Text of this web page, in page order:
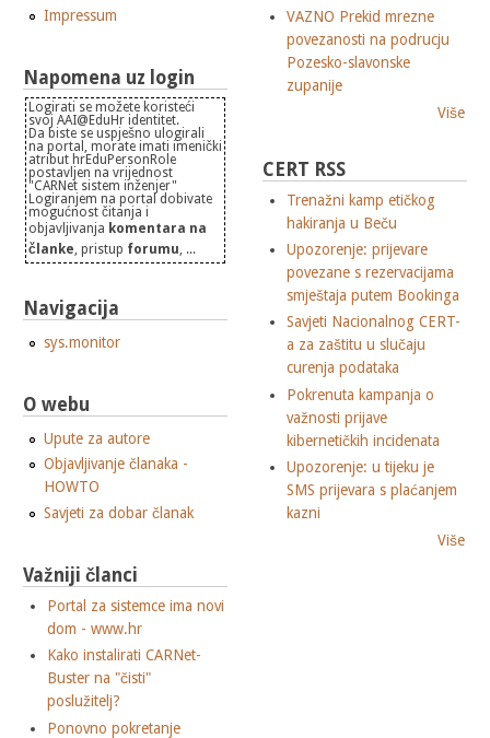
Impressum
Napomena uz login
Logirati se možete koristeći
svoj AAI@EduHr identitet.
Da biste se uspješno ulogirali
na portal, morate imati imenički
atribut hrEduPersonRole
postavljen na vrijednost
"CARNet sistem inženjer"
Logiranjem na portal dobivate
mogućnost čitanja i
objavljivanja komentara na
članke, pristup forumu, ...
Navigacija
sys.monitor
O webu
Upute za autore
Objavljivanje članaka -
HOWTO
Savjeti za dobar članak
Važniji članci
Portal za sistemce ima novi
dom - www.hr
Kako instalirati CARNet-
Buster na "čisti"
poslužitelj?
Ponovno pokretanje
VAZNO Prekid mrezne
povezanosti na podrucju
Pozesko-slavonske
zupanije
Više
CERT RSS
Trenažni kamp etičkog
hakiranja u Beču
Upozorenje: prijevare
povezane s rezervacijama
smještaja putem Bookinga
Savjeti Nacionalnog CERT-
a za zaštitu u slučaju
curenja podataka
Pokrenuta kampanja o
važnosti prijave
kibernetičkih incidenata
Upozorenje: u tijeku je
SMS prijevara s plaćanjem
kazni
Više